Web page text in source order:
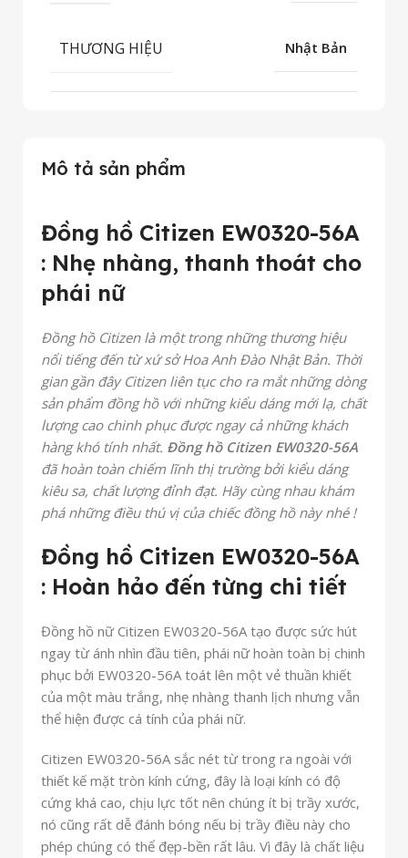
Mô tả sản phẩm
Đồng hồ Citizen EW0320-56A
: Nhẹ nhàng, thanh thoát cho
phái nữ
Đồng hồ Citizen là một trong những thương hiệu
nổi tiếng đến từ xứ sở Hoa Anh Đào Nhật Bản. Thời
gian gần đây Citizen liên tục cho ra mắt những dòng
sản phẩm đồng hồ với những kiểu dáng mới lạ, chất
lượng cao chinh phục được ngay cả những khách
hàng khó tính nhất. Đồng hồ Citizen EW0320-56A
đã hoàn toàn chiếm lĩnh thị trường bởi kiểu dáng
kiêu sa, chất lượng đỉnh đạt. Hãy cùng nhau khám
phá những điều thú vị của chiếc đồng hồ này nhé !
Đồng hồ Citizen EW0320-56A
: Hoàn hảo đến từng chi tiết
Đồng hồ nữ Citizen EW0320-56A tạo được sức hút
ngay từ ánh nhìn đầu tiên, phái nữ hoàn toàn bị chinh
phục bởi EW0320-56A toát lên một vẻ thuần khiết
của một màu trắng, nhẹ nhàng thanh lịch nhưng vẫn
thể hiện được cá tính của phái nữ.
Citizen EW0320-56A sắc nét từ trong ra ngoài với
thiết kế mặt tròn kính cứng, đây là loại kính có độ
cứng khá cao, chịu lực tốt nên chúng ít bị trầy xước,
nó cũng rất dễ đánh bóng nếu bị trầy điều này cho
phép chúng có thể đẹp-bền rất lâu. Vì đây là chất liệu
THƯƠNG HIỆU Nhật Bản